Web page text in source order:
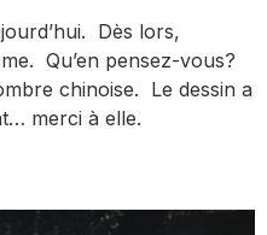
Dès lors,
Qu’en pensez-vous?
chinoise. Le dessin a
merci à elle.